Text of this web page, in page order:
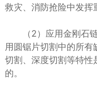
救灾、消防抢险中发挥
（2）应用金刚石
用圆锯片切割中的所有
切割、深度切割等特性
的。